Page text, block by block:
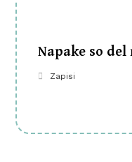
Napake so
Zapisi